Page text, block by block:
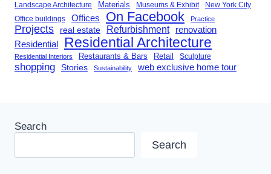
Landscape Architecture Materials Museums & Exhibit New York City
Office buildings Offices On Facebook Practice
Projects real estate Refurbishment renovation
Residential Residential Architecture
Residential Interiors Restaurants & Bars Retail Sculpture
shopping Stories Sustainability web exclusive home tour
Search
Search